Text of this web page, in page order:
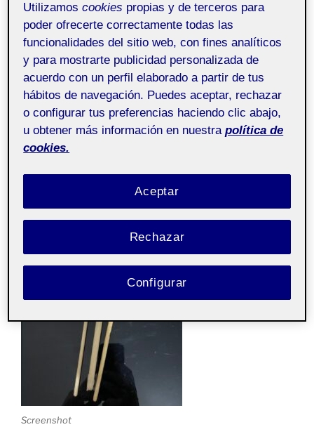
He decidido trabajar con el objeto que ya había
comentado, el pincel (o pinceles, aún no sé si haré uno
o varios). Lo que importa es que lo que quiero
representar es la era actual, en la que las herramientas
digitales están desbancando a las tradicionales, y por
ello se podrían convertir también en obras de arte o
piezas de coleccionista. Lo realizaré con arcilla blanca
natural, de secado al aire, para que sea más sencillo
realizarla y no requerir de horno. Para rematar el
Screenshot
Utilizamoscookies propias y de terceros para
poder ofrecerte correctamente todas las
funcionalidades del sitio web, con fines analíticos
y para mostrarte publicidad personalizada de
acuerdo con un perfil elaborado a partir de tus
hábitos de navegación. Puedes aceptar, rechazar
o configurar tus preferencias haciendo clic abajo,
u obtener más información en nuestra política de
cookies.
Rechazar
Aceptar
Configurar